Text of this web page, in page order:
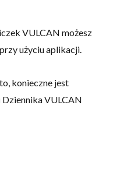
VULCAN możesz
użyciu aplikacji.
konieczne jest
VULCAN